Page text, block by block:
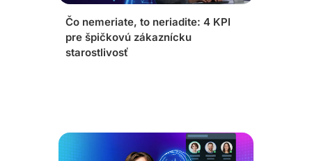
Čo nemeriate, to neriadite: 4 KPI
pre špičkovú zákaznícku
starostlivosť